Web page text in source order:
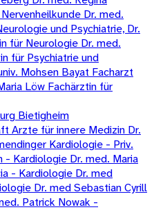
Dr. med.
und Psychiatrie, Dr.
für Neurologie Dr. med.
für Psychiatrie und
Mohsen Bayat Facharzt
Löw Fachärztin für
Bietigheim
Arzte für innere Medizin Dr.
Kardiologie - Priv.
- Kardiologie Dr. med. Maria
- Kardiologie Dr. med
Dr. med Sebastian Cyrill
Patrick Nowak -